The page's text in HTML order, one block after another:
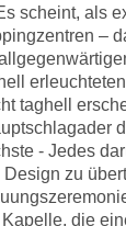
scheint, als
–
taghell
- Jedes
zu
die